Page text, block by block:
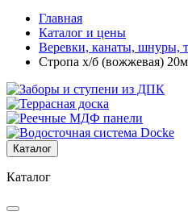
Главная
Каталог и цены
Веревки, канаты, шнуры,
Стропа х/б (вожжевая)
Каталог
Каталог